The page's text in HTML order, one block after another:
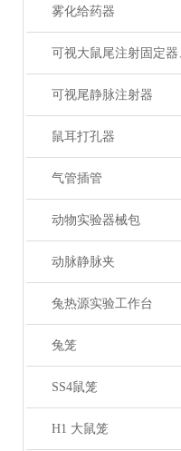
雾化给药器
可视尾静脉注射器
鼠耳打孔器
气管插管
动物实验器械包
动脉静脉夹
兔热源实验工作台
兔笼
SS4鼠笼
H1 大鼠笼